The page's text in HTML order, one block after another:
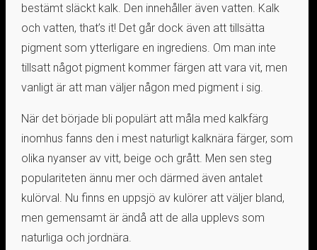
bestämt släckt kalk. Den innehåller även vatten. Kalk
och vatten, that’s it! Det går dock även att tillsätta
pigment som ytterligare en ingrediens. Om man inte
tillsatt något pigment kommer färgen att vara vit, men
vanligt är att man väljer någon med pigment i sig.
När det började bli populärt att måla med kalkfärg
inomhus fanns den i mest naturligt kalknära färger, som
olika nyanser av vitt, beige och grått. Men sen steg
populariteten ännu mer och därmed även antalet
kulörval. Nu finns en uppsjö av kulörer att väljer bland,
men gemensamt är ändå att de alla upplevs som
naturliga och jordnära.